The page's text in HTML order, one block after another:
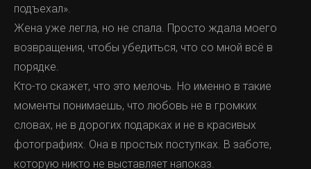
подъехал».
Жена уже легла, но не спала. Просто ждала моего
возвращения, чтобы убедиться, что со мной всё в
порядке.
Кто-то скажет, что это мелочь. Но именно в такие
моменты понимаешь, что любовь не в громких
словах, не в дорогих подарках и не в красивых
фотографиях. Она в простых поступках. В заботе,
которую никто не выставляет напоказ.